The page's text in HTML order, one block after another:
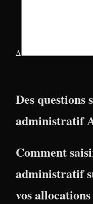
Δ
Des questions
administratif
Comment
administratif
vos